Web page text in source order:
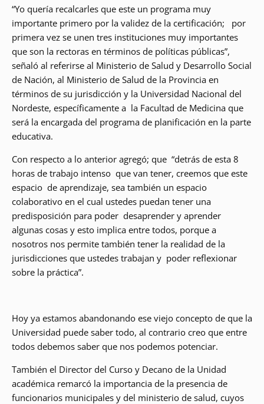
“Yo quería recalcarles que este un programa muy
importante primero por la validez de la certificación; por
primera vez se unen tres instituciones muy importantes
que son la rectoras en términos de políticas públicas”,
señaló al referirse al Ministerio de Salud y Desarrollo Social
de Nación, al Ministerio de Salud de la Provincia en
términos de su jurisdicción y la Universidad Nacional del
Nordeste, específicamente a la Facultad de Medicina que
será la encargada del programa de planificación en la parte
educativa.
Con respecto a lo anterior agregó; que “detrás de esta 8
horas de trabajo intenso que van tener, creemos que este
espacio de aprendizaje, sea también un espacio
colaborativo en el cual ustedes puedan tener una
predisposición para poder desaprender y aprender
algunas cosas y esto implica entre todos, porque a
nosotros nos permite también tener la realidad de la
jurisdicciones que ustedes trabajan y poder reflexionar
sobre la práctica”.
Hoy ya estamos abandonando ese viejo concepto de que la
Universidad puede saber todo, al contrario creo que entre
todos debemos saber que nos podemos potenciar.
También el Director del Curso y Decano de la Unidad
académica remarcó la importancia de la presencia de
funcionarios municipales y del ministerio de salud, cuyos